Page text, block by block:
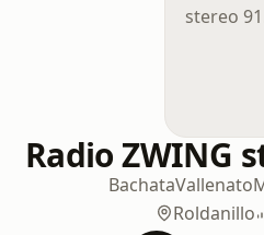
Radio ZWING
BachataVallenato
Roldanillo